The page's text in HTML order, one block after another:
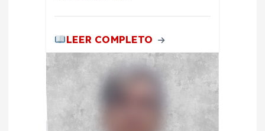
LEER COMPLETO